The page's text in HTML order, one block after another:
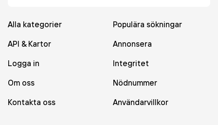
Alla kategorier
Populära sökningar
API & Kartor
Annonsera
Logga in
Integritet
Om oss
Nödnummer
Kontakta oss
Användarvillkor